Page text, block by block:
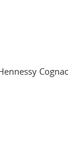
Cognac